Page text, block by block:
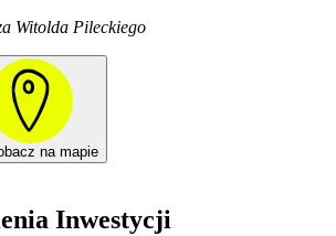
Witolda Pileckiego
na mapie
Inwestycji